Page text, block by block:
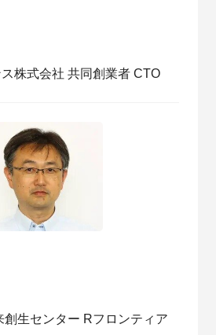
株式会社 共同創業者 CTO
創生センター Rフロンティア